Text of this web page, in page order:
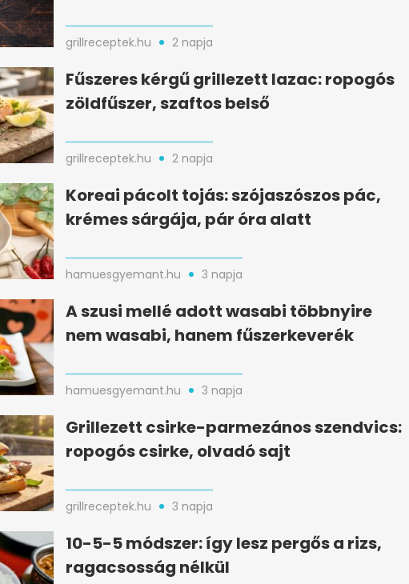
grillreceptek.hu 2 napja
Fűszeres kérgű grillezett lazac: ropogós
zöldfűszer, szaftos belső
grillreceptek.hu 2 napja
Koreai pácolt tojás: szójaszószos pác,
krémes sárgája, pár óra alatt
hamuesgyemant.hu 3 napja
A szusi mellé adott wasabi többnyire
nem wasabi, hanem fűszerkeverék
hamuesgyemant.hu 3 napja
Grillezett csirke-parmezános szendvics:
ropogós csirke, olvadó sajt
grillreceptek.hu 3 napja
10-5-5 módszer: így lesz pergős a rizs,
ragacsosság nélkül